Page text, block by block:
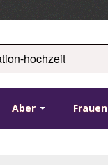
Aber Frauen